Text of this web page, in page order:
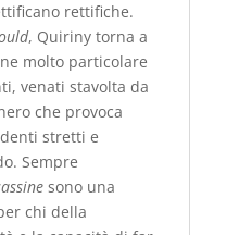
rettifiche.
, Quiriny torna a
molto particolare
venati stavolta da
che provoca
stretti e
Sempre
sono una
chi della